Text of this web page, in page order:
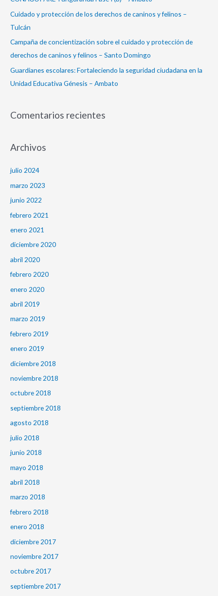
Cuidado y protección de los derechos de caninos y felinos –
Tulcán
Campaña de concientización sobre el cuidado y protección de
derechos de caninos y felinos – Santo Domingo
Guardianes escolares: Fortaleciendo la seguridad ciudadana en la
Unidad Educativa Génesis – Ambato
Comentarios recientes
Archivos
julio 2024
marzo 2023
junio 2022
febrero 2021
enero 2021
diciembre 2020
abril 2020
febrero 2020
enero 2020
abril 2019
marzo 2019
febrero 2019
enero 2019
diciembre 2018
noviembre 2018
octubre 2018
septiembre 2018
agosto 2018
julio 2018
junio 2018
mayo 2018
abril 2018
marzo 2018
febrero 2018
enero 2018
diciembre 2017
noviembre 2017
octubre 2017
septiembre 2017